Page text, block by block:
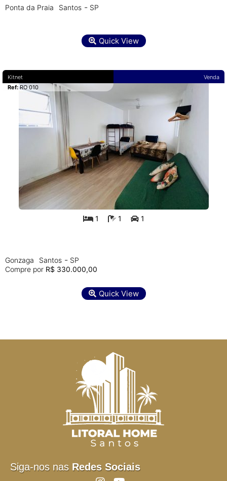
Ponta da Praia Santos - SP
Quick View
Venda
Kitnet
Ref:RO 010
1 1 1
Gonzaga Santos - SP
Compre por R$ 330.000,00
Quick View
Siga-nos nas Redes Sociais